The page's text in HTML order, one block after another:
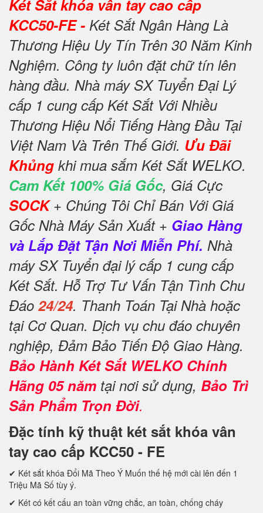
Két Sắt khóa vân tay cao cấp
KCC50-FE - Két Sắt Ngân Hàng Là
Thương Hiệu Uy Tín Trên 30 Năm Kinh
Nghiệm. Công ty luôn đặt chữ tín lên
hàng đầu. Nhà máy SX Tuyển Đại Lý
cấp 1 cung cấp Két Sắt Với Nhiều
Thương Hiệu Nổi Tiếng Hàng Đầu Tại
Việt Nam Và Trên Thế Giới. Ưu Đãi
Khủng khi mua sắm Két Sắt WELKO.
Cam Kết 100% Giá Gốc, Giá Cực
SOCK+ Chúng Tôi Chỉ Bán Với Giá
Gốc Nhà Máy Sản Xuất + Giao Hàng
và Lắp Đặt Tận Nơi Miễn Phí. Nhà
máy SX Tuyển đại lý cấp 1 cung cấp
Két Sắt. Hỗ Trợ Tư Vấn Tận Tình Chu
Đáo 24/24. Thanh Toán Tại Nhà hoặc
tại Cơ Quan. Dịch vụ chu đáo chuyên
nghiệp, Đảm Bảo Tiến Độ Giao Hàng.
Bảo Hành Két Sắt WELKO Chính
Hãng 05 năm tại nơi sử dụng, Bảo Trì
Sản Phẩm Trọn Đời.
Đặc tính kỹ thuật két sắt khóa vân
tay cao cấp KCC50 - FE
✔ Két sắt khóa Đổi Mã Theo Ý Muốn thế hệ mới cài lên đến 1
Triệu Mã Số tùy ý.
✔ Két có kết cấu an toàn vững chắc, an toàn, chống cháy